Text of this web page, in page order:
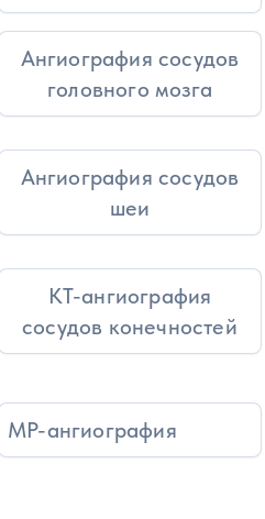
Ангиография сосудов
головного мозга
Ангиография сосудов
шеи
КТ-ангиография
сосудов конечностей
МР-ангиография